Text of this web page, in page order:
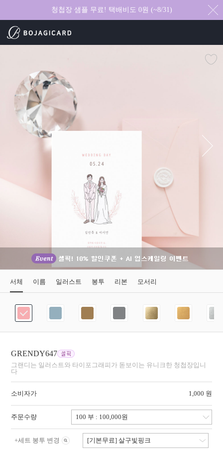
청첩장 샘플 무료! 택배비도 0원 (~8/31)
GRENDY647
그랜디는 일러스트와 타이포그래피가 돋보이는 유니크한 청첩장입니
다
소비자가 1,000 원
서체 이름 일러스트 봉투 리본 모서리
주문수량
+세트 봉투 변경 [기본무료] 살구빛핑크